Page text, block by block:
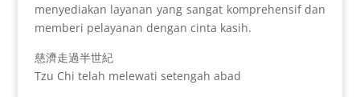
menyediakan layanan yang sangat komprehensif dan
memberi pelayanan dengan cinta kasih.
慈濟走過半世紀
Tzu Chi telah melewati setengah abad